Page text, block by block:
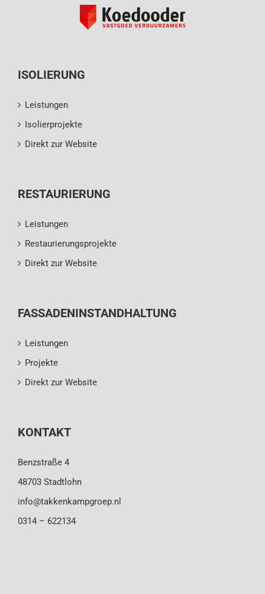
ISOLIERUNG
Leistungen
Isolierprojekte
Direkt zur Website
RESTAURIERUNG
Leistungen
Restaurierungsprojekte
Direkt zur Website
FASSADENINSTANDHALTUNG
Leistungen
Projekte
Direkt zur Website
KONTAKT
Benzstraße 4
48703 Stadtlohn
info@takkenkampgroep.nl
0314 – 622134